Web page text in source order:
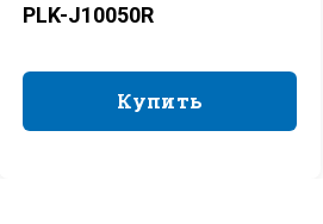
PLK-J10050R
Купить
Купить